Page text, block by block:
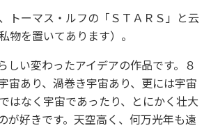
トーマス・ルフの「ＳＴＡＲＳ」と云
を置いてあります）。
い変わったアイデアの作品です。８
宙あり、渦巻き宇宙あり、更には宇宙
はなく宇宙であったり、とにかく壮大
が好きです。天空高く、何万光年も遠